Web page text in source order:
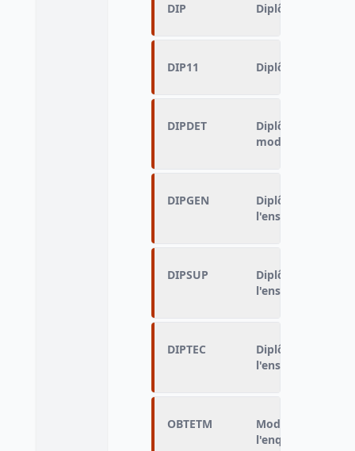
DIP Diplôme le plus
DIP11 Diplôme le plus
DIPDET
Diplôme le plus
modalités
DIPGEN
Diplôme le plus
l'enseignement
DIPSUP
Diplôme le plus
l'enseignement
DIPTEC
Diplôme le plus
l'enseignement
OBTETM
Mode
l'enquête